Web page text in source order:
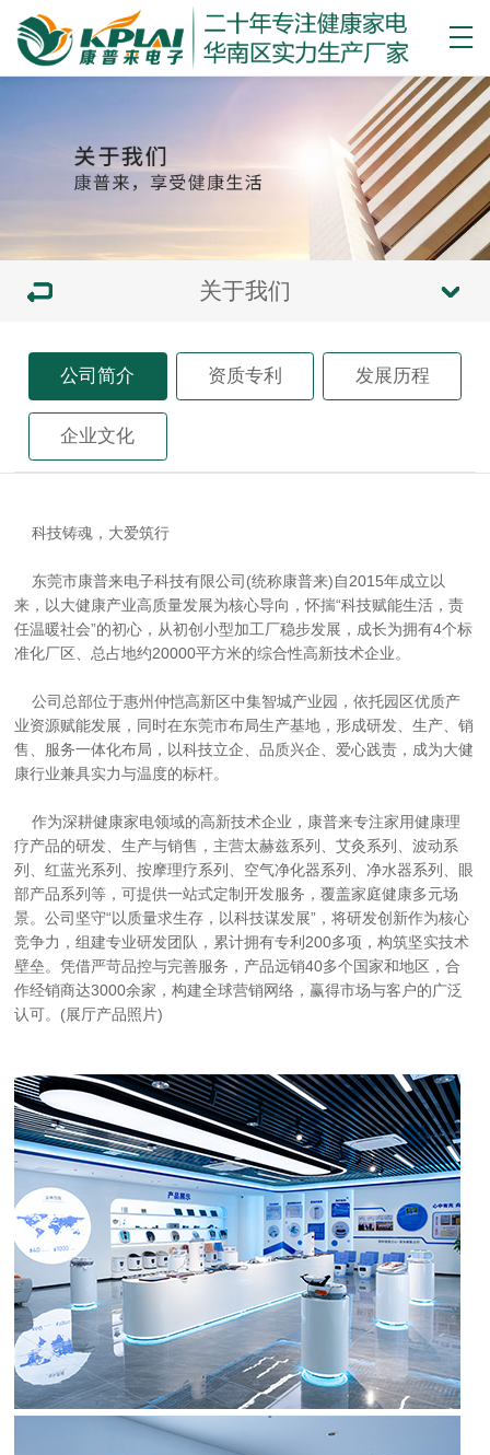
关于我们
公司简介 资质专利 发展历程
企业文化
来，以大健康产业高质量发展为核心导向，怀揣“科技赋能生活，责
任温暖社会”的初心，从初创小型加工厂稳步发展，成长为拥有4个标
    公司总部位于惠州仲恺高新区中集智城产业园，依托园区优质产
业资源赋能发展，同时在东莞市布局生产基地，形成研发、生产、销
售、服务一体化布局，以科技立企、品质兴企、爱心践责，成为大健
    作为深耕健康家电领域的高新技术企业，康普来专注家用健康理
疗产品的研发、生产与销售，主营太赫兹系列、艾灸系列、波动系
列、红蓝光系列、按摩理疗系列、空气净化器系列、净水器系列、眼
部产品系列等，可提供一站式定制开发服务，覆盖家庭健康多元场
景。公司坚守“以质量求生存，以科技谋发展”，将研发创新作为核心
竞争力，组建专业研发团队，累计拥有专利200多项，构筑坚实技术
壁垒。凭借严苛品控与完善服务，产品远销40多个国家和地区，合
作经销商达3000余家，构建全球营销网络，赢得市场与客户的广泛